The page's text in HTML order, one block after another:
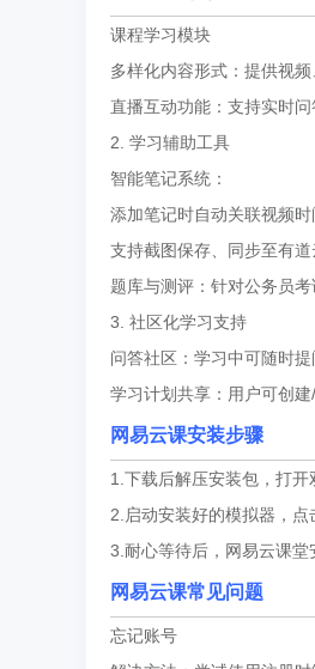
课程学习模块
多样化内容形式：提供视
直播互动功能：支持实时
2. 学习辅助工具
智能笔记系统：
添加笔记时自动关联视频时
支持截图保存、同步至有道
题库与测评：针对公务员
3. 社区化学习支持
问答社区：学习中可随时
学习计划共享：用户可创建
网易云课安装步骤
1.下载后解压安装包，打开
2.启动安装好的模拟器，点
3.耐心等待后，网易云课
网易云课常见问题
忘记账号